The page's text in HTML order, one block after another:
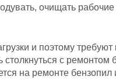
очищать рабочие
и поэтому требуют
с ремонтом
на ремонте бензопил